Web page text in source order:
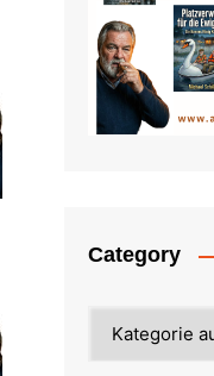
Category